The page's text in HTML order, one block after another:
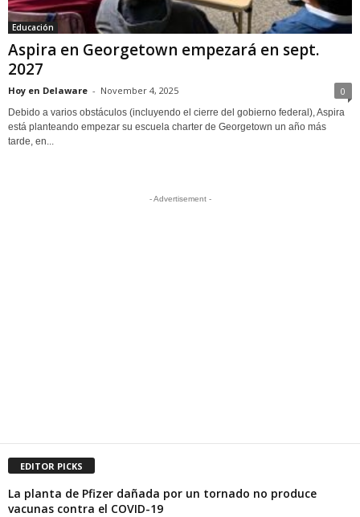
Educación
Aspira en Georgetown empezará en sept.
2027
Hoy en Delaware - November 4, 2025 0
Debido a varios obstáculos (incluyendo el cierre del gobierno federal), Aspira
está planteando empezar su escuela charter de Georgetown un año más
tarde, en...
- Advertisement -
EDITOR PICKS
La planta de Pfizer dañada por un tornado no produce
vacunas contra el COVID-19